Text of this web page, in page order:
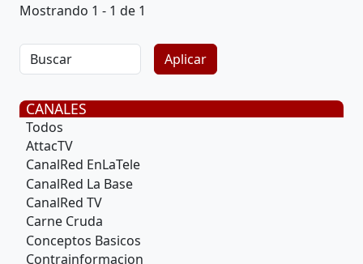
Mostrando 1 - 1 de 1
CANALES
Todos
AttacTV
CanalRed EnLaTele
CanalRed La Base
CanalRed TV
Carne Cruda
Conceptos Basicos
Contrainformacion